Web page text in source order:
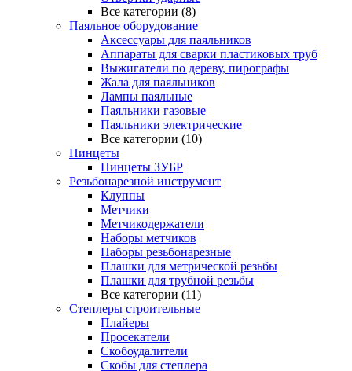
Все категории (8)
Паяльное оборудование
Аксессуары для паяльников
Аппараты для сварки пластиковых труб
Выжигатели по дереву, пирографы
Жала для паяльников
Лампы паяльные
Паяльники газовые
Паяльники электрические
Все категории (10)
Пинцеты
Пинцеты ЗУБР
Резьбонарезной инструмент
Клуппы
Метчики
Метчикодержатели
Наборы метчиков
Наборы резьбонарезные
Плашки для метрической резьбы
Плашки для трубной резьбы
Все категории (11)
Степлеры строительные
Плайеры
Просекатели
Скобоудалители
Скобы для степлера